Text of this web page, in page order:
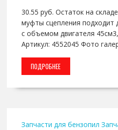
30.55 руб. Остаток на
муфты сцепления подходит
с объемом двигателя
Артикул: 4552045 Фото
ПОДРОБНЕЕ
Запчасти для бензопил